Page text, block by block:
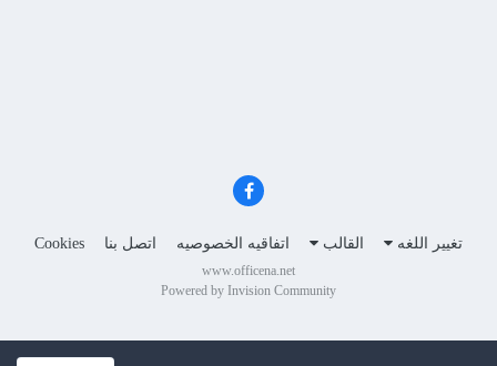
تغيير اللغه القالب اتفاقيه الخصوصيه اتصل بنا Cookies
www.officena.net
Powered by Invision Community